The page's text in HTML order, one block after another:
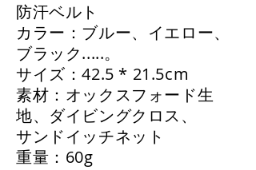
防汗ベルト
カラー：ブルー、イエロー、
ブラック.....。
サイズ：42.5 * 21.5cm
素材：オックスフォード生
地、ダイビングクロス、
サンドイッチネット
重量：60g